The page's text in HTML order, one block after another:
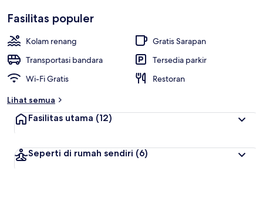
Fasilitas populer
Kolam renang
Gratis Sarapan
Transportasi bandara
Tersedia parkir
Wi-Fi Gratis
Restoran
Lihat semua
Fasilitas utama (12)
Seperti di rumah sendiri (6)